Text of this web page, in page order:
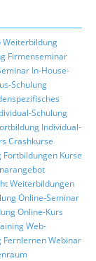
Weiterbildung
Firmenseminar
In-House-
Schulung
Schulung
Individual-
Crashkurse
Fortbildungen Kurse
Weiterbildungen
Online-Seminar
Online-Kurs
Web-
FernlernenWebinar